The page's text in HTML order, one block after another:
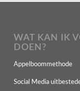
WAT KAN IK
DOEN?
Appelboommethode
Social Media